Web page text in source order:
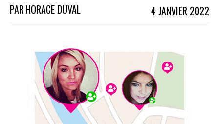
PARHORACE DUVAL 4 JANVIER 2022